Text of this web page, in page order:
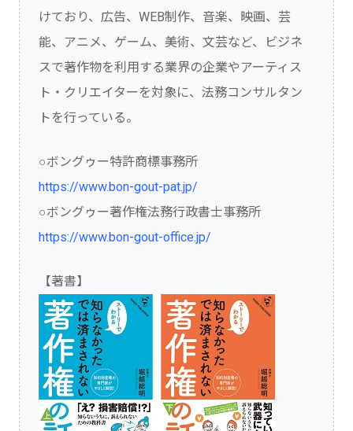
けており、広告、WEB制作、音楽、映画、芸
能、アニメ、ゲーム、美術、文芸など、ビジネ
スで著作物を利用する業界の企業やアーティス
ト・クリエイターを対象に、法務コンサルタン
トを行っている。
○ボングゥー特許商標事務所
https://www.bon-gout-pat.jp/
○ボングゥー著作権法務行政書士事務所
https://www.bon-gout-office.jp/
【著書】